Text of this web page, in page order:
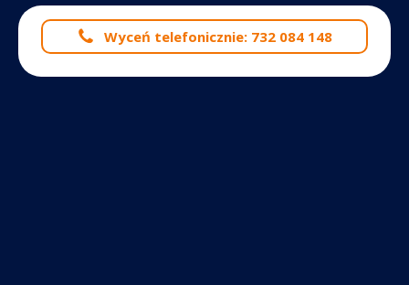
Wyceń telefonicznie: 732 084 148